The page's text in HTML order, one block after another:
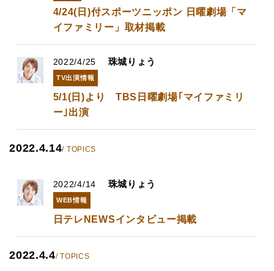
4/24(日)付スポーツニッポン 日曜劇場「マ
イファミリー」取材掲載
2022/4/25 珠城りょう
TV出演情報
5/1(日)より TBS日曜劇場｢マイファミリ
ー｣出演
2022.4.14/ TOPICS
2022/4/14 珠城りょう
WEB情報
日テレNEWSインタビュー掲載
2022.4.4/ TOPICS